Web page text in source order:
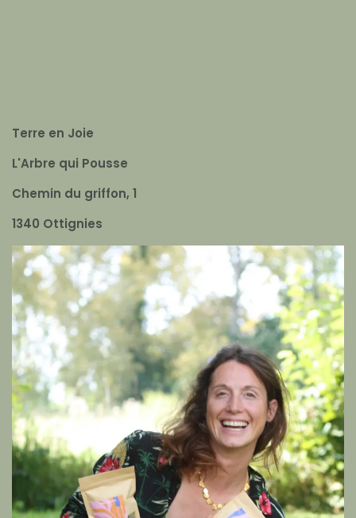
Terre en Joie
L'Arbre qui Pousse
Chemin du griffon, 1
1340 Ottignies